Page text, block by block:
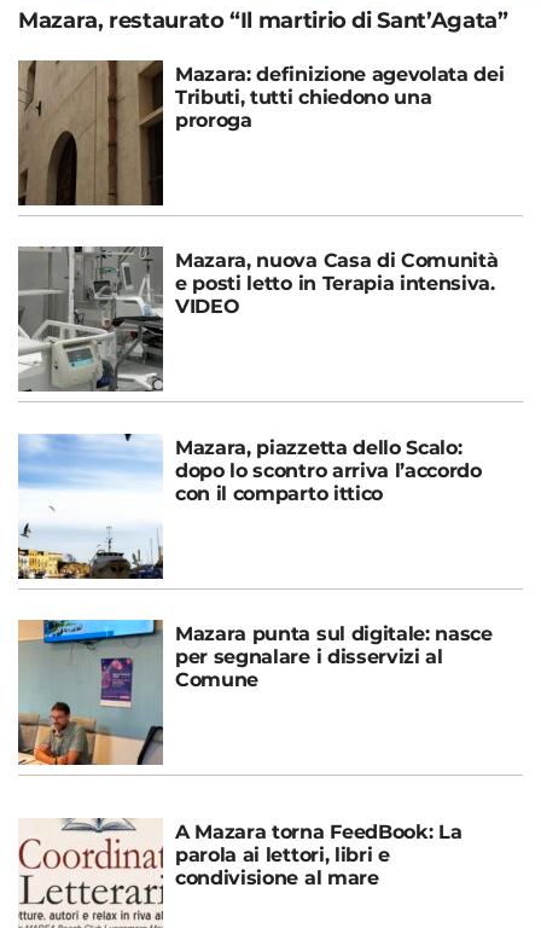
Mazara, restaurato “Il martirio di Sant’Agata”
Mazara: definizione agevolata dei
Tributi, tutti chiedono una
proroga
Mazara, nuova Casa di Comunità
e posti letto in Terapia intensiva.
VIDEO
Mazara, piazzetta dello Scalo:
dopo lo scontro arriva l’accordo
con il comparto ittico
Mazara punta sul digitale: nasce
per segnalare i disservizi al
Comune
A Mazara torna FeedBook: La
parola ai lettori, libri e
condivisione al mare